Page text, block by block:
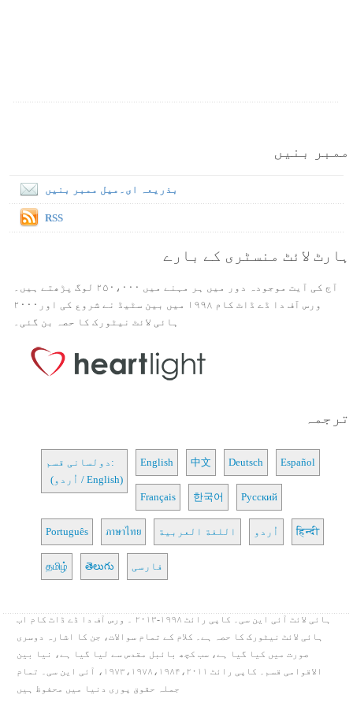
ممبر بنیں
بذریعہ ای۔میل ممبر بنیں
RSS
ہارٹ لائٹ منسٹری کے بارے
آج کی آیت موجودہ دور میں ہر مہنے میں ۲۵۰،۰۰۰ لوگ پڑھتے ہیں۔
ورس آف دا ڈے ڈاٹ کام ۱۹۹۸ میں بین سٹیڈ نے شروع کی اور۲۰۰۰
ہائی لائٹ نیٹورک کا حصہ بن گئی۔
ترجمہ
دولسانی قسم:
(اُردو / English)
English 中文 Deutsch Español
Français 한국어 Русский
Português ภาษาไทย اللغة العربية اُردو हिन्दी
தமிழ் తెలుగు فارسی
ہائی لائٹ آئی این سی۔ کاپی رائٹ ۱۹۹۸-۲۰۱۳ ۔ ورس آف دا ڈے ڈاٹ کام اب
ہائی لائٹ نیٹورک کا حصہ ہے۔ کلام کے تمام سوالات، جن کا اشارہ دوسری
صورت میں کیا گیا ہے، سب کچھ بائبل مقدس سے لیا گیا ہے، نیا بین
الاقوامی قسم۔ کاپی رائٹ ۱۹۷۳،۱۹۷۸،۱۹۸۴،۲۰۱۱، آئی این سی۔ تمام
جملہ حقوق پوری دنیا میں محفوظ ہیں